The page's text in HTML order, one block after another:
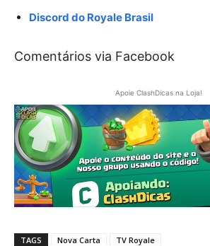
Discord do Royale Brasil
Comentários via Facebook
Apoie ClashDicas na Loja!
TAGS Nova Carta TV Royale